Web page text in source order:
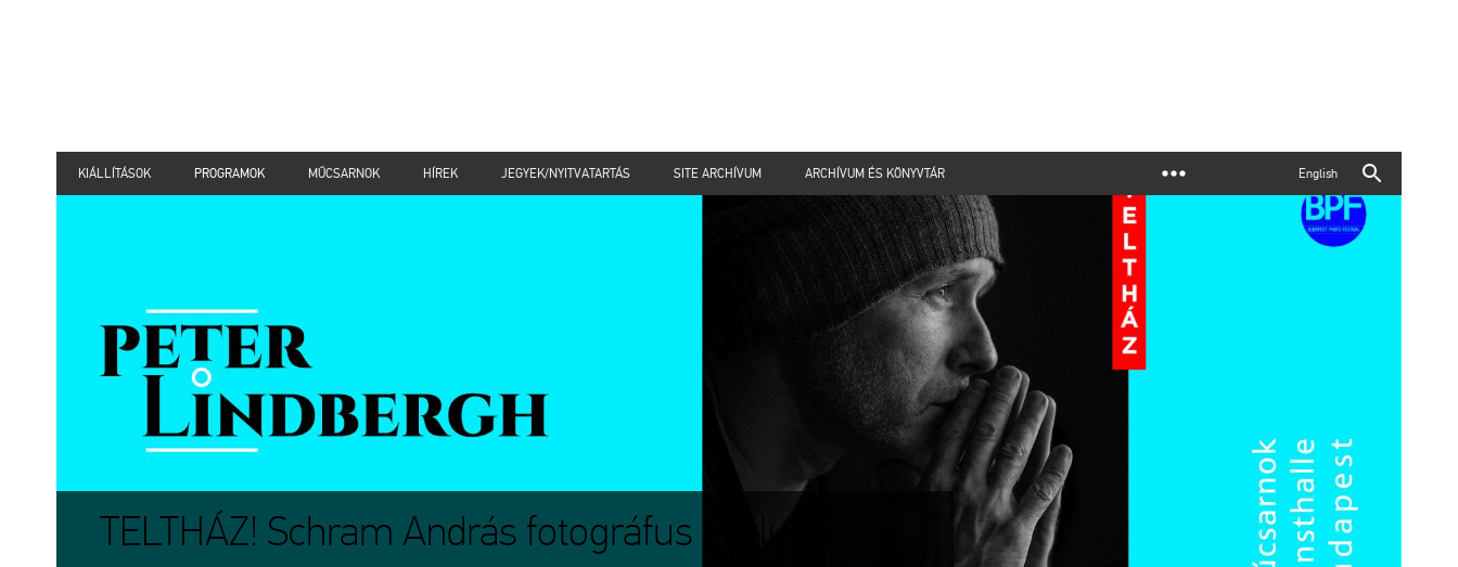
KIÁLLÍTÁSOK PROGRAMOK MŰCSARNOK HÍREK JEGYEK/NYITVATARTÁS SITE ARCHÍVUM ARCHÍVUM ÉS KÖNYVTÁR English
TELTHÁZ! Schram András fotográfus exkluzív